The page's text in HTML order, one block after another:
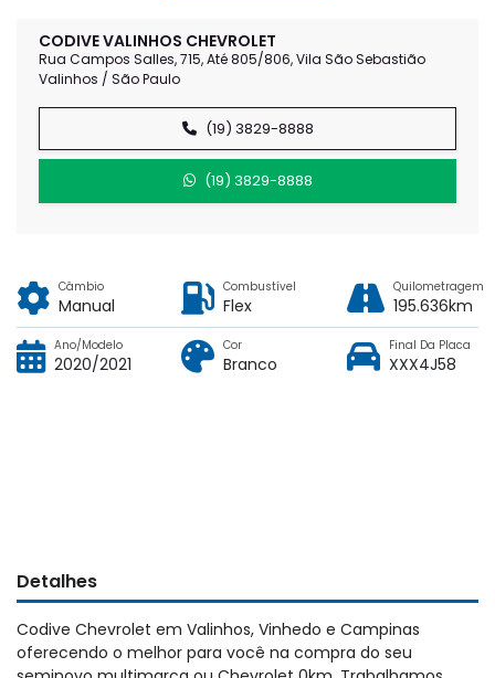
CODIVE VALINHOS CHEVROLET
Rua Campos Salles, 715, Até 805/806, Vila São Sebastião
Valinhos / São Paulo
(19) 3829-8888
(19) 3829-8888
Câmbio
Manual
Combustível
Flex
Quilometragem
195.636km
Ano/Modelo
2020/2021
Cor
Branco
Final Da Placa
XXX4J58
Detalhes
Codive Chevrolet em Valinhos, Vinhedo e Campinas
oferecendo o melhor para você na compra do seu